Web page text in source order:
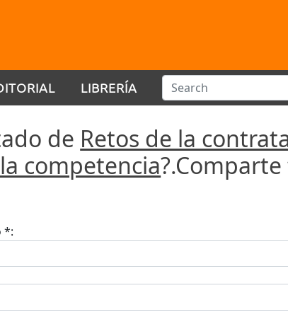
LIBRERÍA
de Retos de la
competencia
*: